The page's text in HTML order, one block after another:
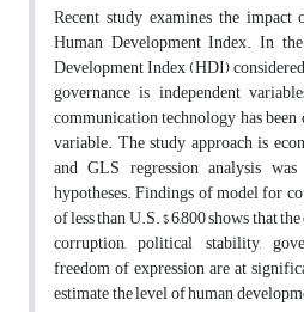
Recent study examines the
Human Development Index. In
Development Index (HDI)
governance is independent
communication technology has
variable. The study approach is
and GLS regression analysis
hypotheses. Findings of model for
of less than U.S. $ 6,800 shows that
corruption, political stability,
freedom of expression are at
estimate the level of human